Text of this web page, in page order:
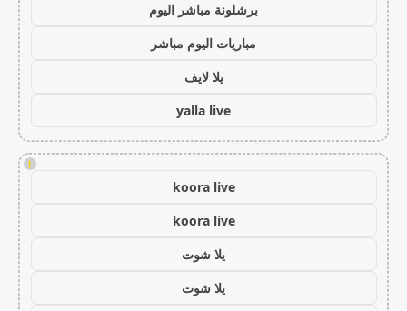
برشلونة مباشر اليوم
مباريات اليوم مباشر
يلا لايف
yalla live
!
koora live
koora live
يلا شوت
يلا شوت